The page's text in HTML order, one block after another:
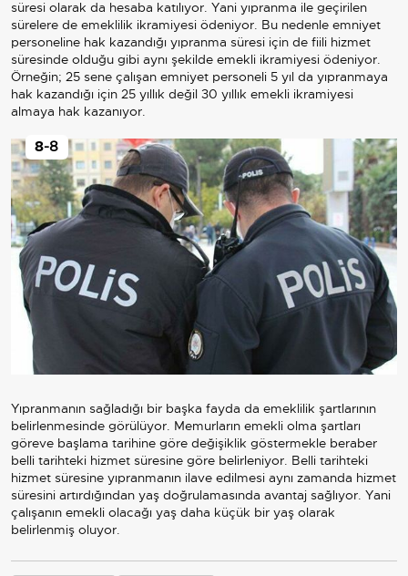
süresi olarak da hesaba katılıyor. Yani yıpranma ile geçirilen
sürelere de emeklilik ikramiyesi ödeniyor. Bu nedenle emniyet
personeline hak kazandığı yıpranma süresi için de fiili hizmet
süresinde olduğu gibi aynı şekilde emekli ikramiyesi ödeniyor.
Örneğin; 25 sene çalışan emniyet personeli 5 yıl da yıpranmaya
hak kazandığı için 25 yıllık değil 30 yıllık emekli ikramiyesi
almaya hak kazanıyor.
Yıpranmanın sağladığı bir başka fayda da emeklilik şartlarının
belirlenmesinde görülüyor. Memurların emekli olma şartları
göreve başlama tarihine göre değişiklik göstermekle beraber
belli tarihteki hizmet süresine göre belirleniyor. Belli tarihteki
hizmet süresine yıpranmanın ilave edilmesi aynı zamanda hizmet
süresini artırdığından yaş doğrulamasında avantaj sağlıyor. Yani
çalışanın emekli olacağı yaş daha küçük bir yaş olarak
belirlenmiş oluyor.
8-8